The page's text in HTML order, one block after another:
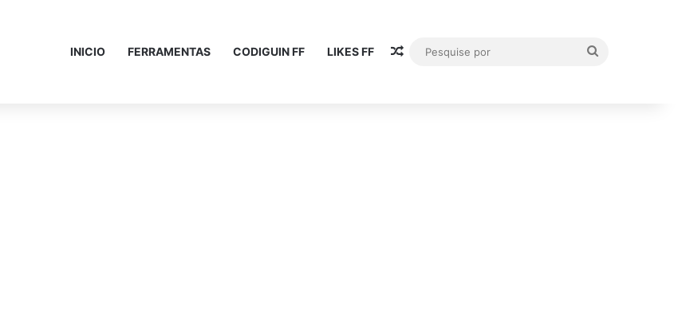
INICIO FERRAMENTAS CODIGUIN FF LIKES FF Artigo aleatório